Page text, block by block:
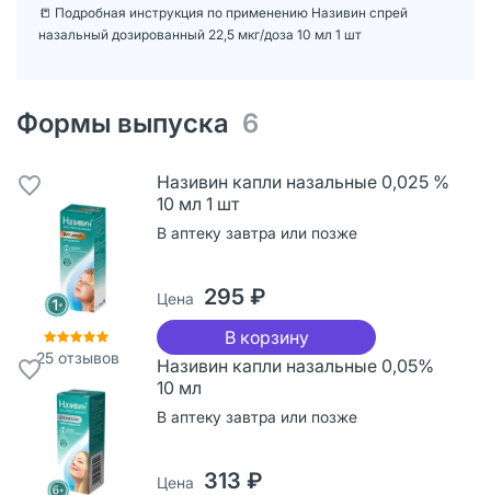
📒 Подробная инструкция по применению Називин спрей
назальный дозированный 22,5 мкг/доза 10 мл 1 шт
Формы выпуска 6
25 отзывов
Називин капли назальные 0,025 %
10 мл 1 шт
В аптеку завтра или позже
Цена 295 ₽
В корзину
Називин капли назальные 0,05%
10 мл
В аптеку завтра или позже
Цена 313 ₽